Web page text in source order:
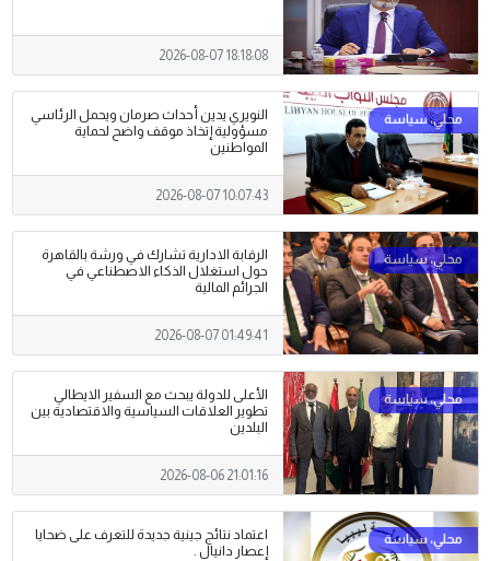
2026-08-07 18:18:08
النويري يدين أحداث صرمان ويحمل الرئاسي
مسؤولية إتخاذ موقف واضح لحماية
المواطنين
2026-08-07 10:07:43
الرقابة الادارية تشارك في ورشة بالقاهرة
حول استغلال الذكاء الاصطناعي في
الجرائم المالية
2026-08-07 01:49:41
الأعلى للدولة يبحث مع السفير الايطالي
تطوير العلاقات السياسية والاقتصادية بين
البلدين
2026-08-06 21:01:16
اعتماد نتائج جينية جديدة للتعرف على ضحايا
إعصار دانيال .